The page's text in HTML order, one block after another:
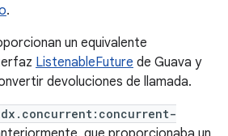
.
un equivalente
ListenableFuture de Guava y
devoluciones de llamada.